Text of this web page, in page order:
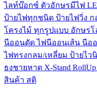
ไลท์บ๊อกซ์ ตัวอักษรมีไฟ
ป้ายไฟทุกชนิด ป้ายไฟวิ่ง ก
โครงไม้ ทุกรูปแบบ อักษร
นีออนดัด ไฟนีออนเส้น นีอ
ไฟทรงกลม/เหลี่ยม ป้ายไว
ธงชายหาด X-Stand
สินค้า สติ